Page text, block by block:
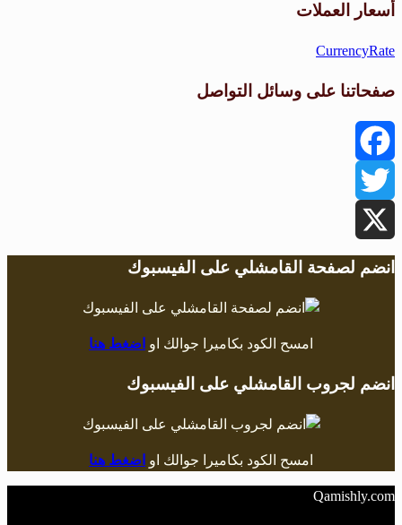
أسعار العملات
CurrencyRate
صفحاتنا على وسائل التواصل
Facebook
Twitter
X
انضم لصفحة القامشلي على الفيسبوك
امسح الكود بكاميرا جوالك او اضغط هنا
انضم لجروب القامشلي على الفيسبوك
امسح الكود بكاميرا جوالك او اضغط هنا
Qamishly.com